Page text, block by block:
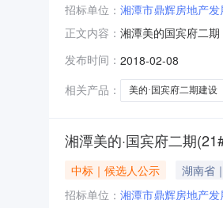
招标单位： 湘潭市鼎辉房地产发
正文内容： 湘潭美的国宾府二
00484875第2候选
盛咨
发布时间： 2018-02-08
相关产品：
美的·国宾府二期建设
湘潭美的·国宾府二期
中标｜候选人公示
湖南省
招标单位： 湘潭市鼎辉房地产发